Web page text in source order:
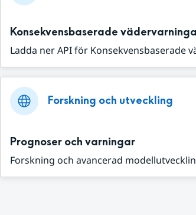
Konsekvensbaserade
Ladda ner API för Konsekvensbaserade
Forskning och utveckling
Prognoser och varningar
Forskning och avancerad